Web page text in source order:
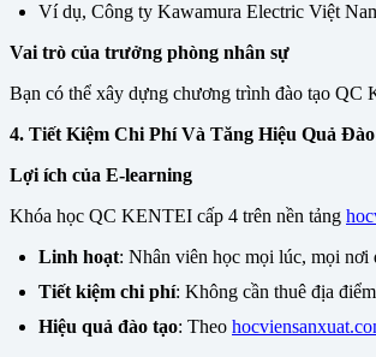
Ví dụ, Công ty Kawamura Electric Việt
Vai trò của trưởng phòng nhân sự
Bạn có thể xây dựng chương trình đào tạo QC
4. Tiết Kiệm Chi Phí Và Tăng Hiệu Quả
Lợi ích của E-learning
Khóa học QC KENTEI cấp 4 trên nền tảng
Linh hoạt: Nhân viên học mọi lúc, mọi nơi
Tiết kiệm chi phí: Không cần thuê địa
Hiệu quả đào tạo: Theo